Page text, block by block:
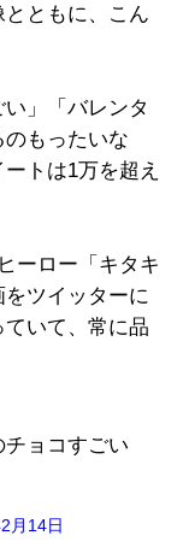
ともに、こん
」「バレンタ
もったいな
トは1万を超え
ーロー「キタキ
ツイッターに
いて、常に品
ョコすごい
月14日